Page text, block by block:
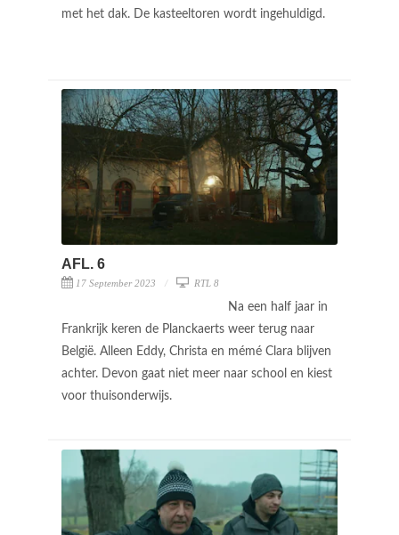
met het dak. De kasteeltoren wordt ingehuldigd.
AFL. 6
17 September 2023 RTL 8
Na een half jaar in
Frankrijk keren de Planckaerts weer terug naar
België. Alleen Eddy, Christa en mémé Clara blijven
achter. Devon gaat niet meer naar school en kiest
voor thuisonderwijs.